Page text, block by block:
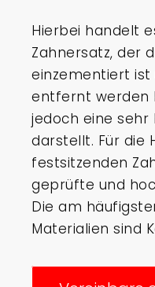
Hierbei handelt
Zahnersatz, der
einzementiert
entfernt werden
jedoch eine sehr
darstellt. Für die
festsitzenden
geprüfte und
Die am
Materialien sind